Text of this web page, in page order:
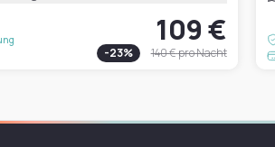
109 €
-23% 140 €pro Nacht